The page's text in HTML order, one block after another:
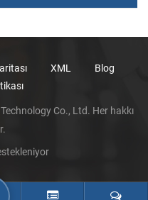
XML
Blog
Co., Ltd. Her hakkı